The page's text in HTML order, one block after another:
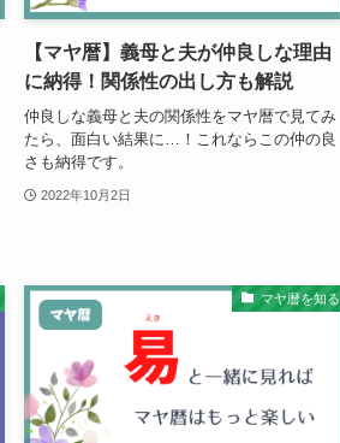
【マヤ暦】義母と夫が仲良しな理由
に納得！関係性の出し方も解説
仲良しな義母と夫の関係性をマヤ暦で見てみ
たら、面白い結果に…！これならこの仲の良
さも納得です。
2022年10月2日
マヤ暦を知る